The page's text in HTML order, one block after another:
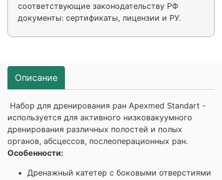
соответствующие законодательству РФ
документы: сертификаты, лицензии и РУ.
Описание
Набор для дренирования ран Apexmed Standart -
используется для активного низковакуумного
дренирования различных полостей и полых
органов, абсцессов, послеоперационных ран.
Особенности:
Дренажный катетер с боковыми отверстиями